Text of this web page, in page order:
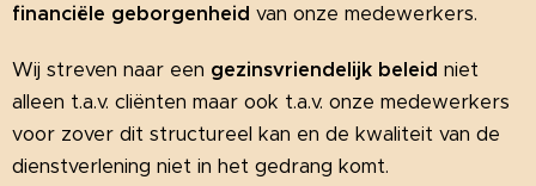
financiële geborgenheid van onze medewerkers.
Wij streven naar een gezinsvriendelijk beleid niet
alleen t.a.v. cliënten maar ook t.a.v. onze medewerkers
voor zover dit structureel kan en de kwaliteit van de
dienstverlening niet in het gedrang komt.